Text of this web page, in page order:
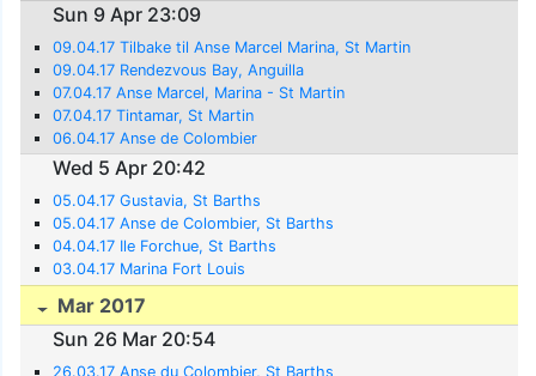
Sun 9 Apr 23:09
09.04.17 Tilbake til Anse Marcel Marina, St Martin
09.04.17 Rendezvous Bay, Anguilla
07.04.17 Anse Marcel, Marina - St Martin
07.04.17 Tintamar, St Martin
06.04.17 Anse de Colombier
Wed 5 Apr 20:42
05.04.17 Gustavia, St Barths
05.04.17 Anse de Colombier, St Barths
04.04.17 Ile Forchue, St Barths
03.04.17 Marina Fort Louis
Mar 2017
Sun 26 Mar 20:54
26.03.17 Anse du Colombier, St Barths